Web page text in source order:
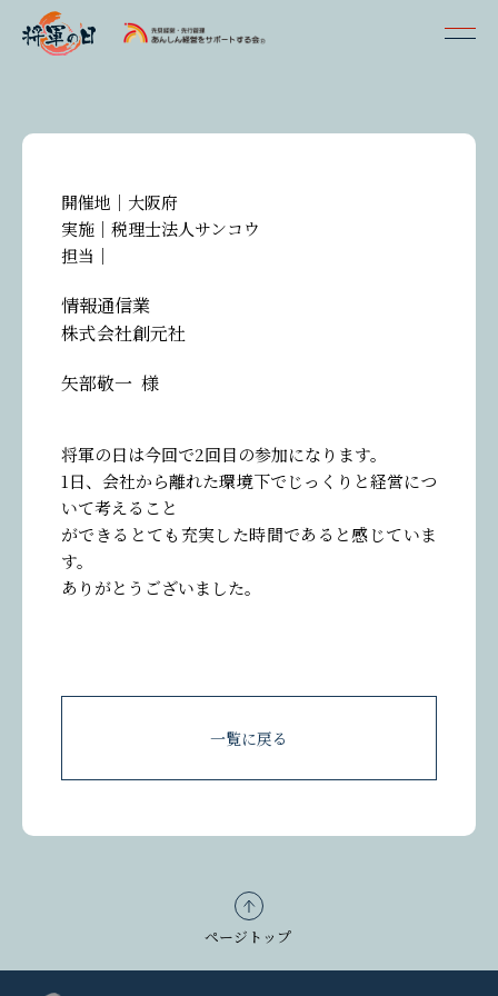
参加者の声一覧
参加者の声を投稿する
開催地｜ 大阪府
実施｜ 税理士法人サンコウ
担当｜
情報通信業
株式会社創元社
矢部敬一 様
将軍の日は今回で2回目の参加になります。
1日、会社から離れた環境下でじっくりと経営につ
いて考えること
ができるとても充実した時間であると感じていま
す。
ありがとうございました。
一覧に戻る
ページトップ